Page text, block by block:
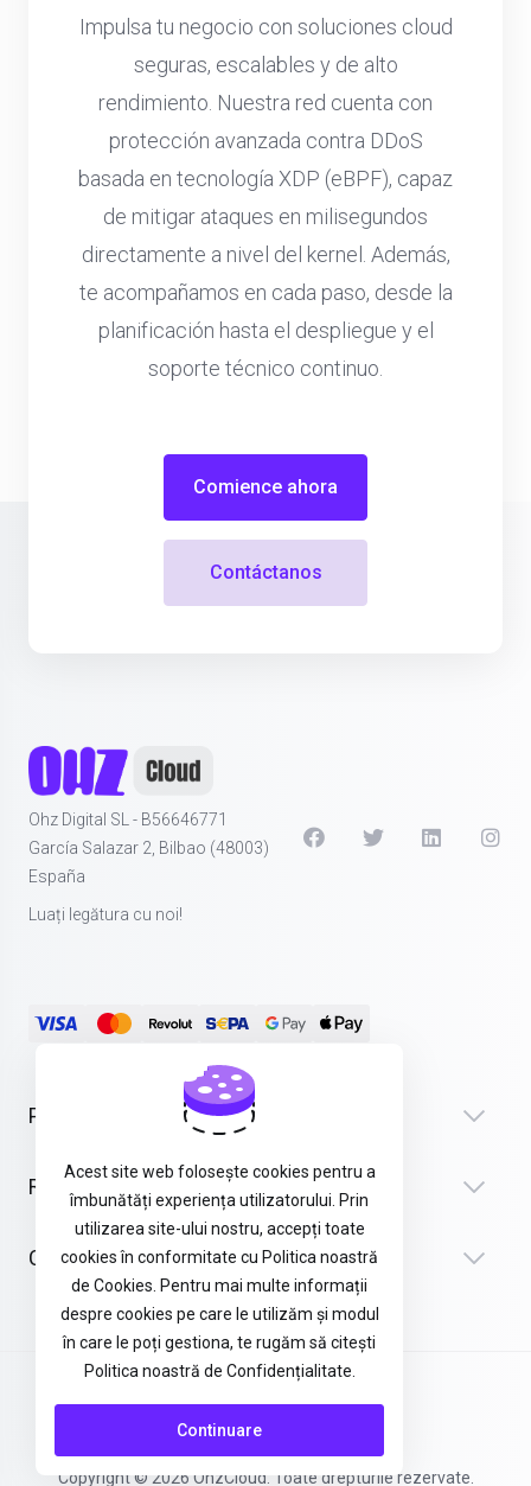
Impulsa tu negocio con soluciones cloud
seguras, escalables y de alto
rendimiento. Nuestra red cuenta con
protección avanzada contra DDoS
basada en tecnología XDP (eBPF), capaz
de mitigar ataques en milisegundos
directamente a nivel del kernel. Además,
te acompañamos en cada paso, desde la
planificación hasta el despliegue y el
soporte técnico continuo.
Contáctanos
Comience ahora
Ohz Digital SL - B56646771
García Salazar 2, Bilbao (48003)
España
Luați legătura cu noi!
Produse
Recursos
Company
Copyright © 2026 OhzCloud. Toate drepturile rezervate.
Acest site web folosește cookies pentru a
îmbunătăți experiența utilizatorului. Prin
utilizarea site-ului nostru, accepți toate
cookies în conformitate cu Politica noastră
de Cookies. Pentru mai multe informații
despre cookies pe care le utilizăm și modul
în care le poți gestiona, te rugăm să citești
Politica noastră de Confidențialitate.
Continuare